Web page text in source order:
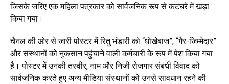
जिसके जरिए एक महिला पत्रकार को सार्वजनिक रूप से कटघरे में खड़ा
किया गया।
चैनल की ओर से जारी पोस्टर में रितु भंडारी को “धोखेबाज”, “गैर-जिम्मेदार”
और संस्थानों को नुकसान पहुंचाने वाली कर्मचारी के रूप में पेश किया गया
है। पोस्टर में उनकी तस्वीर, नाम और निजी रोजगार संबंधी विवाद को
सार्वजनिक करते हुए अन्य मीडिया संस्थानों को उनसे सावधान रहने की